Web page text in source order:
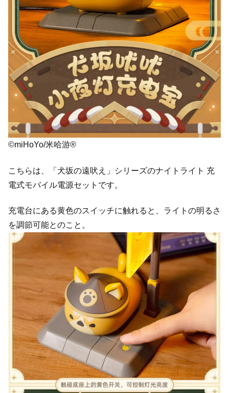
©miHoYo/米哈游®
こちらは、「犬坂の遠吠え」シリーズのナイトライト 充
電式モバイル電源セットです。
充電台にある黄色のスイッチに触れると、ライトの明るさ
を調節可能とのこと。